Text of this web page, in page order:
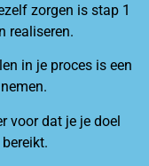
zorgen is stap 1
realiseren.
in je proces is een
voor dat je je doel